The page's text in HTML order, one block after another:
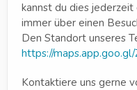
kannst du dies jederzeit
immer über einen
Den Standort unseres
https://
Kontaktiere uns gerne